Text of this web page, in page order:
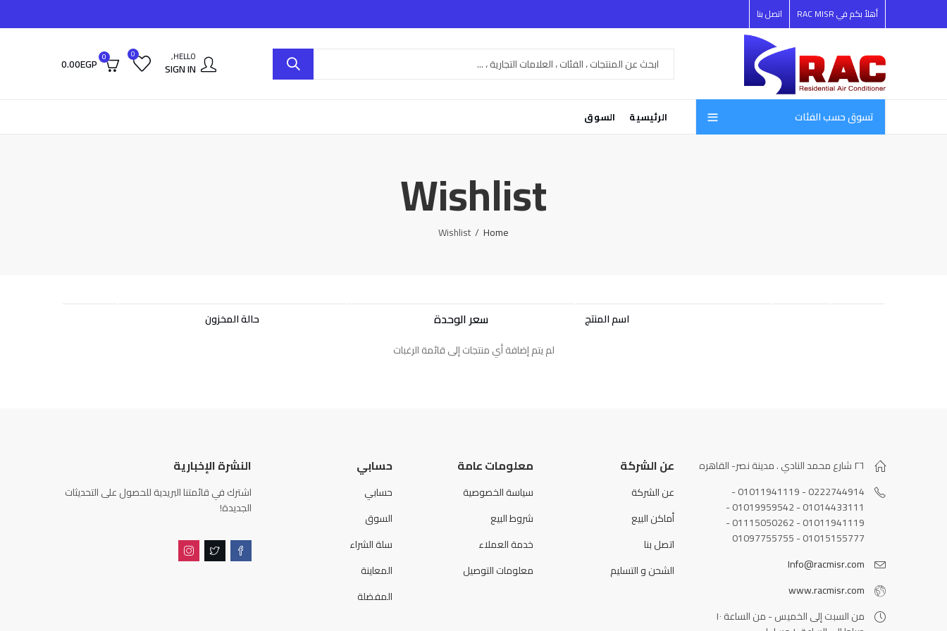
أهلأ بكم في RAC MISR اتصل بنا
HELLO,
SIGN IN
0
0
0.00EGP
تسوق حسب الفئات الرئيسية السوق
Wishlist
Home
Wishlist
اسم المنتج سعر الوحدة
حالة المخزون
لم يتم إضافة أي منتجات إلى قائمة الرغبات
٢٦ شارع محمد النادي . مدينة نصر- القاهره
0222744914 - 01011941119 -
01014433111 - 01019959542 -
01011941119 - 01115050262 -
01015155777 - 01097755755
Info@racmisr.com
www.racmisr.com
من السبت إلى الخميس - من الساعة ١٠
عن الشركة
عن الشركة
أماكن البيع
اتصل بنا
الشحن و التسليم
معلومات عامة
سياسة الخصوصية
شروط البيع
خدمة العملاء
معلومات التوصيل
حسابي
حسابي
السوق
سلة الشراء
المعاينة
المفضلة
النشرة الإخبارية
اشترك في قائمتنا البريدية للحصول على التحديثات
الجديدة!